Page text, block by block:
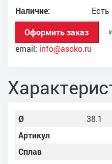
Наличие:
Есть
Оформить заказ
email: info@asoko.ru
Ø
38.1
Артикул
Сплав